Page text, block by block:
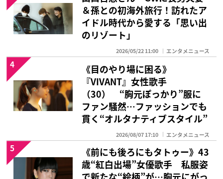
＆孫との初海外旅行！訪れたア
イドル時代から愛する「思い出
のリゾート」
2026/05/22 11:00 エンタメニュース
《目のやり場に困る》
『VIVANT』女性歌手
（30） “胸元ぽっかり”服に
ファン騒然…ファッションでも
貫く“オルタナティブスタイル”
2026/08/07 17:10 エンタメニュース
4
《前にも後ろにもタトゥー》43
歳“紅白出場”女優歌手 私服姿
5